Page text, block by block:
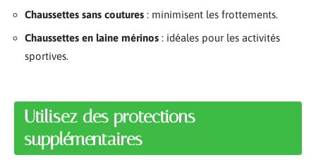
Chaussettes sans coutures : minimisent les frottements.
Chaussettes en laine mérinos : idéales pour les activités
sportives.
Utilisez des protections
supplémentaires